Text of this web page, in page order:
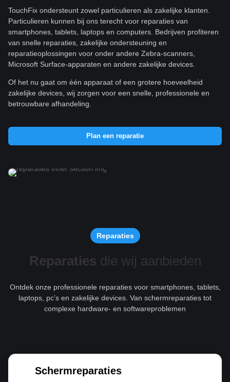
TouchFix ondersteunt zowel particulieren als zakelijke klanten.
Particulieren kunnen bij ons terecht voor reparaties van
smartphones, tablets, laptops en computers. Bedrijven profiteren
van snelle reparaties, zakelijke ondersteuning en
reparatieoplossingen voor onder andere Zebra-scanners,
Microsoft Surface-apparaten en andere zakelijke devices.
Of het nu gaat om één apparaat of een grotere hoeveelheid
zakelijke devices, wij zorgen voor een snelle, professionele en
betrouwbare afhandeling.
Plan een reparatie
Reparaties
Reparaties die wij aanbieden
Ontdek onze professionele reparaties voor smartphones, tablets,
laptops, pc’s en zakelijke devices. Van schermreparaties tot
complexe hardware- en softwareproblemen
Schermreparaties